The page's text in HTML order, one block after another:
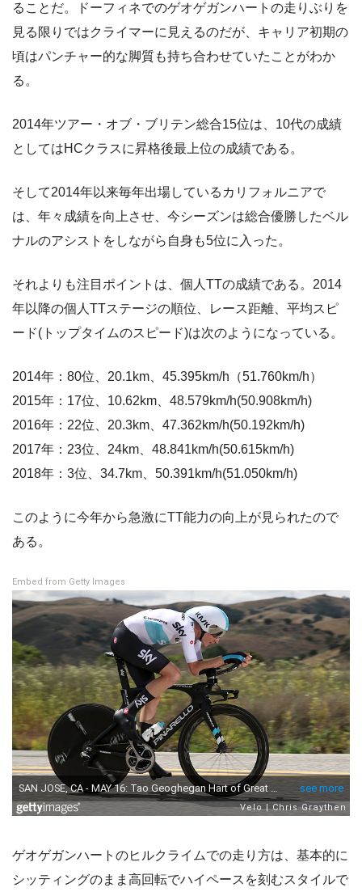
ることだ。ドーフィネでのゲオゲガンハートの走りぶりを
見る限りではクライマーに見えるのだが、キャリア初期の
頃はパンチャー的な脚質も持ち合わせていたことがわか
る。
2014年ツアー・オブ・ブリテン総合15位は、10代の成績
としてはHCクラスに昇格後最上位の成績である。
そして2014年以来毎年出場しているカリフォルニアで
は、年々成績を向上させ、今シーズンは総合優勝したベル
ナルのアシストをしながら自身も5位に入った。
それよりも注目ポイントは、個人TTの成績である。2014
年以降の個人TTステージの順位、レース距離、平均スピ
ード(トップタイムのスピード)は次のようになっている。
2014年：80位、20.1km、45.395km/h（51.760km/h）
2015年：17位、10.62km、48.579km/h(50.908km/h)
2016年：22位、20.3km、47.362km/h(50.192km/h)
2017年：23位、24km、48.841km/h(50.615km/h)
2018年：3位、34.7km、50.391km/h(51.050km/h)
このように今年から急激にTT能力の向上が見られたので
ある。
Embed from Getty Images
ゲオゲガンハートのヒルクライムでの走り方は、基本的に
シッティングのまま高回転でハイペースを刻むスタイルで